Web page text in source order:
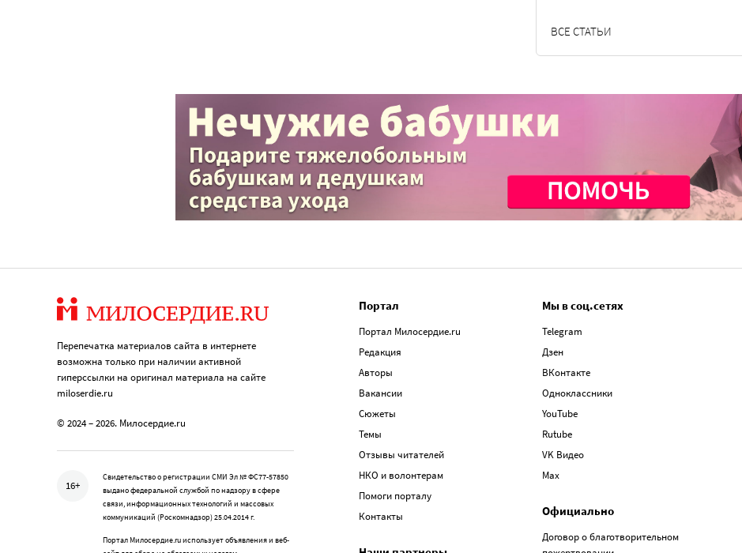
ВСЕ СТАТЬИ
Перепечатка материалов сайта в интернете
возможна только при наличии активной
гиперссылки на оригинал материала на сайте
miloserdie.ru
© 2024 – 2026. Милосердие.ru
16+
Свидетельство о регистрации СМИ Эл № ФС77-57850
выдано федеральной службой по надзору в сфере
связи, информационных технологий и массовых
коммуникаций (Роскомнадзор) 25.04.2014 г.
Портал Милосердие.ru использует объявления и веб-
Портал
Портал Милосердие.ru
Редакция
Авторы
Вакансии
Сюжеты
Темы
Отзывы читателей
НКО и волонтерам
Помоги порталу
Контакты
Мы в соц.сетях
Telegram
Дзен
ВКонтакте
Одноклассники
YouTube
Rutube
VK Видео
Max
Официально
Договор о благотворительном